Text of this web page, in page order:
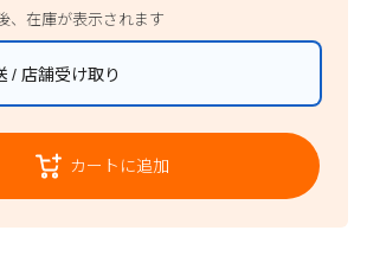
、在庫が表示されます
/ 店舗受け取り
カートに追加